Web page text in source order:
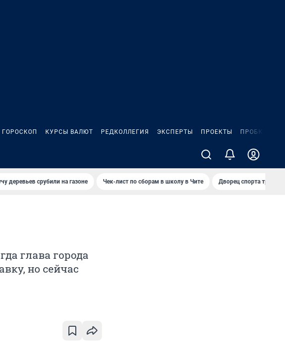
ГОРОСКОП КУРСЫ ВАЛЮТ РЕДКОЛЛЕГИЯ ЭКСПЕРТЫ ПРОЕКТЫ ПРОБКИ
деревьев срубили на газоне Чек-лист по сборам в школу в Чите Дворец спорта
глава города
но сейчас